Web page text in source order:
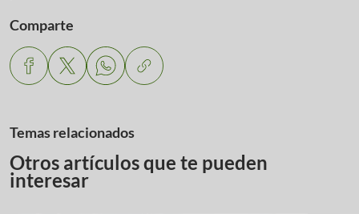
Comparte
Temas relacionados
Otros artículos que te pueden
interesar